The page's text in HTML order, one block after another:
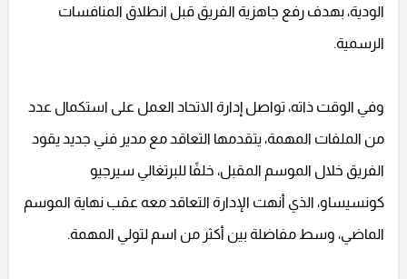
الودية، بهدف رفع جاهزية الفريق قبل انطلاق المنافسات
الرسمية.
وفي الوقت ذاته، تواصل إدارة الاتحاد العمل على استكمال عدد
من الملفات المهمة، يتقدمها التعاقد مع مدير فني جديد يقود
الفريق خلال الموسم المقبل، خلفًا للبرتغالي سيرجيو
كونسيساو، الذي أنهت الإدارة التعاقد معه عقب نهاية الموسم
الماضي، وسط مفاضلة بين أكثر من اسم لتولي المهمة.